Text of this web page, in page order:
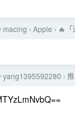
macing › Apple › 🔥
yang1395592280 ›